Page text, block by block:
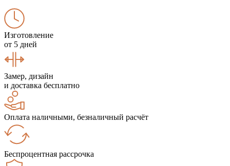
Изготовление
от 5 дней
Замер, дизайн
и доставка бесплатно
Оплата наличными, безналичный расчёт
Беспроцентная рассрочка